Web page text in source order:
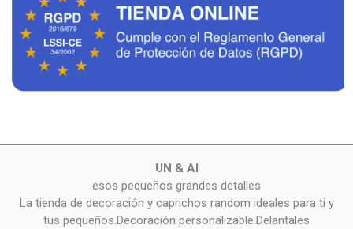
UN & AI
esos pequeños grandes detalles
La tienda de decoración y caprichos random ideales para ti y
tus pequeños.Decoración personalizable.Delantales